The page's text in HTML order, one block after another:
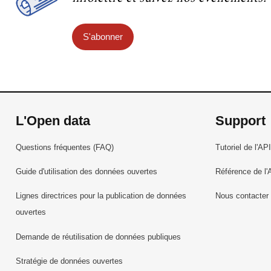
S'abonner
L'Open data
Questions fréquentes (FAQ)
Guide d'utilisation des données ouvertes
Lignes directrices pour la publication de données
ouvertes
Demande de réutilisation de données publiques
Stratégie de données ouvertes
Support
Tutoriel de l'API
Référence de
Nous contacter